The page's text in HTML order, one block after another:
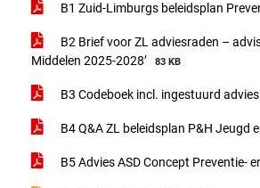
B1 Zuid-Limburgs beleidsplan
B2 Brief voor ZL adviesraden –
Middelen 2025-2028’
83 KB
B3 Codeboek incl. ingestuurd
B4 Q&A ZL beleidsplan P&H Jeugd
B5 Advies ASD Concept Preventie-